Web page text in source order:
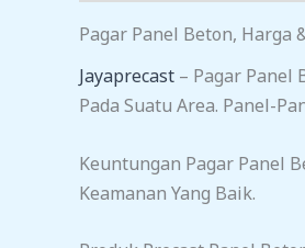
Pagar Panel Beton, Harga
Jayaprecast – Pagar Panel
Pada Suatu Area. Panel-
Keuntungan Pagar Panel
Keamanan Yang Baik.